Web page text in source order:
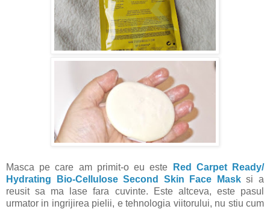
Masca pe care am primit-o eu este
Red Carpet Ready/
Hydrating Bio-Cellulose Second Skin Face Masksi a
reusit sa ma lase fara cuvinte. Este altceva, este pasul
urmator in ingrijirea pielii, e tehnologia viitorului, nu stiu cum